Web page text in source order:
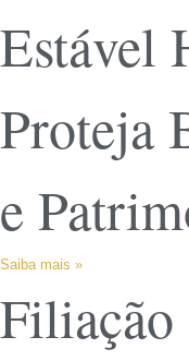
Estável
Proteja
e
Saiba mais »